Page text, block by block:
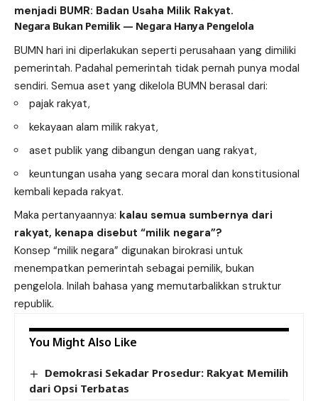
menjadi BUMR: Badan Usaha Milik Rakyat.
Negara Bukan Pemilik — Negara Hanya Pengelola
BUMN hari ini diperlakukan seperti perusahaan yang dimiliki
pemerintah. Padahal pemerintah tidak pernah punya modal
sendiri. Semua aset yang dikelola BUMN berasal dari:
pajak rakyat,
kekayaan alam milik rakyat,
aset publik yang dibangun dengan uang rakyat,
keuntungan usaha yang secara moral dan konstitusional
kembali kepada rakyat.
Maka pertanyaannya: kalau semua sumbernya dari
rakyat, kenapa disebut “milik negara”?
Konsep “milik negara” digunakan birokrasi untuk
menempatkan pemerintah sebagai pemilik, bukan
pengelola. Inilah bahasa yang memutarbalikkan struktur
republik.
You Might Also Like
Demokrasi Sekadar Prosedur: Rakyat Memilih
dari Opsi Terbatas